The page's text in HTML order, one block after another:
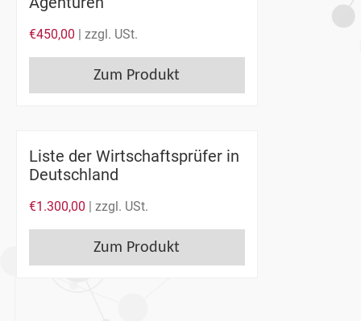
€450,00 | zzgl. USt.
Zum Produkt
Liste der Wirtschaftsprüfer in
Deutschland
€1.300,00 | zzgl. USt.
Zum Produkt